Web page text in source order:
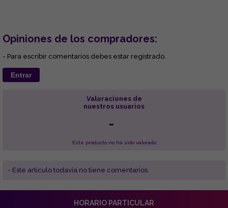
Opiniones de los compradores:
- Para escribir comentarios debes estar registrado.
Entrar
Valoraciones de
nuestros usuarios
-
Este producto no ha sido valorado
- Este articulo todavía no tiene comentarios.
HORARIO PARTICULAR